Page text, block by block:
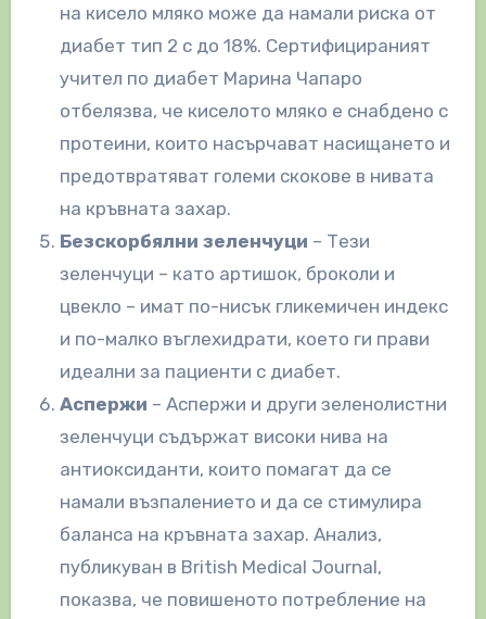
на кисело мляко може да намали риска от
диабет тип 2 с до 18%. Сертифицираният
учител по диабет Марина Чапаро
отбелязва, че киселото мляко е снабдено с
протеини, които насърчават насищането и
предотвратяват големи скокове в нивата
на кръвната захар.
Безскорбялни зеленчуци – Тези
зеленчуци – като артишок, броколи и
цвекло – имат по-нисък гликемичен индекс
и по-малко въглехидрати, което ги прави
идеални за пациенти с диабет.
Аспержи – Аспержи и други зеленолистни
зеленчуци съдържат високи нива на
антиоксиданти, които помагат да се
намали възпалението и да се стимулира
баланса на кръвната захар. Анализ,
публикуван в British Medical Journal,
показва, че повишеното потребление на